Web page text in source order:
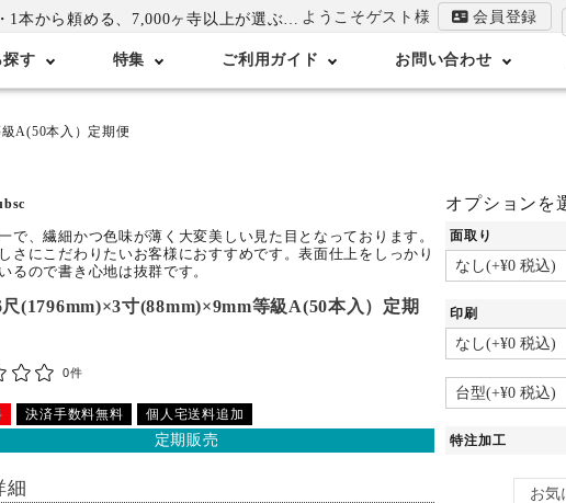
頼める、7,000ヶ寺以上が選ぶ卒塔婆専門店 ようこそゲスト様 会員登録
探す 特集 ご利用ガイド お問い合わせ
A(50本入）定期便
で、繊細かつ色味が薄く大変美しい見た目となっております。
さにこだわりたいお客様におすすめです。表面仕上をしっかり
るので書き心地は抜群です。
(1796mm)×3寸(88mm)×9mm等級A(50本入）定期
0件
決済手数料無料 個人宅送料追加
定期販売
細
オプションを
面取り
印刷
特注加工
お気